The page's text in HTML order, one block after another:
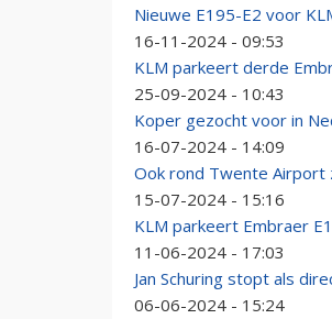
Nieuwe E195-E2 voor
16-11-2024 - 09:53
KLM parkeert derde
25-09-2024 - 10:43
Koper gezocht voor in
16-07-2024 - 14:09
Ook rond Twente Airport
15-07-2024 - 15:16
KLM parkeert Embraer
11-06-2024 - 17:03
Jan Schuring stopt als
06-06-2024 - 15:24